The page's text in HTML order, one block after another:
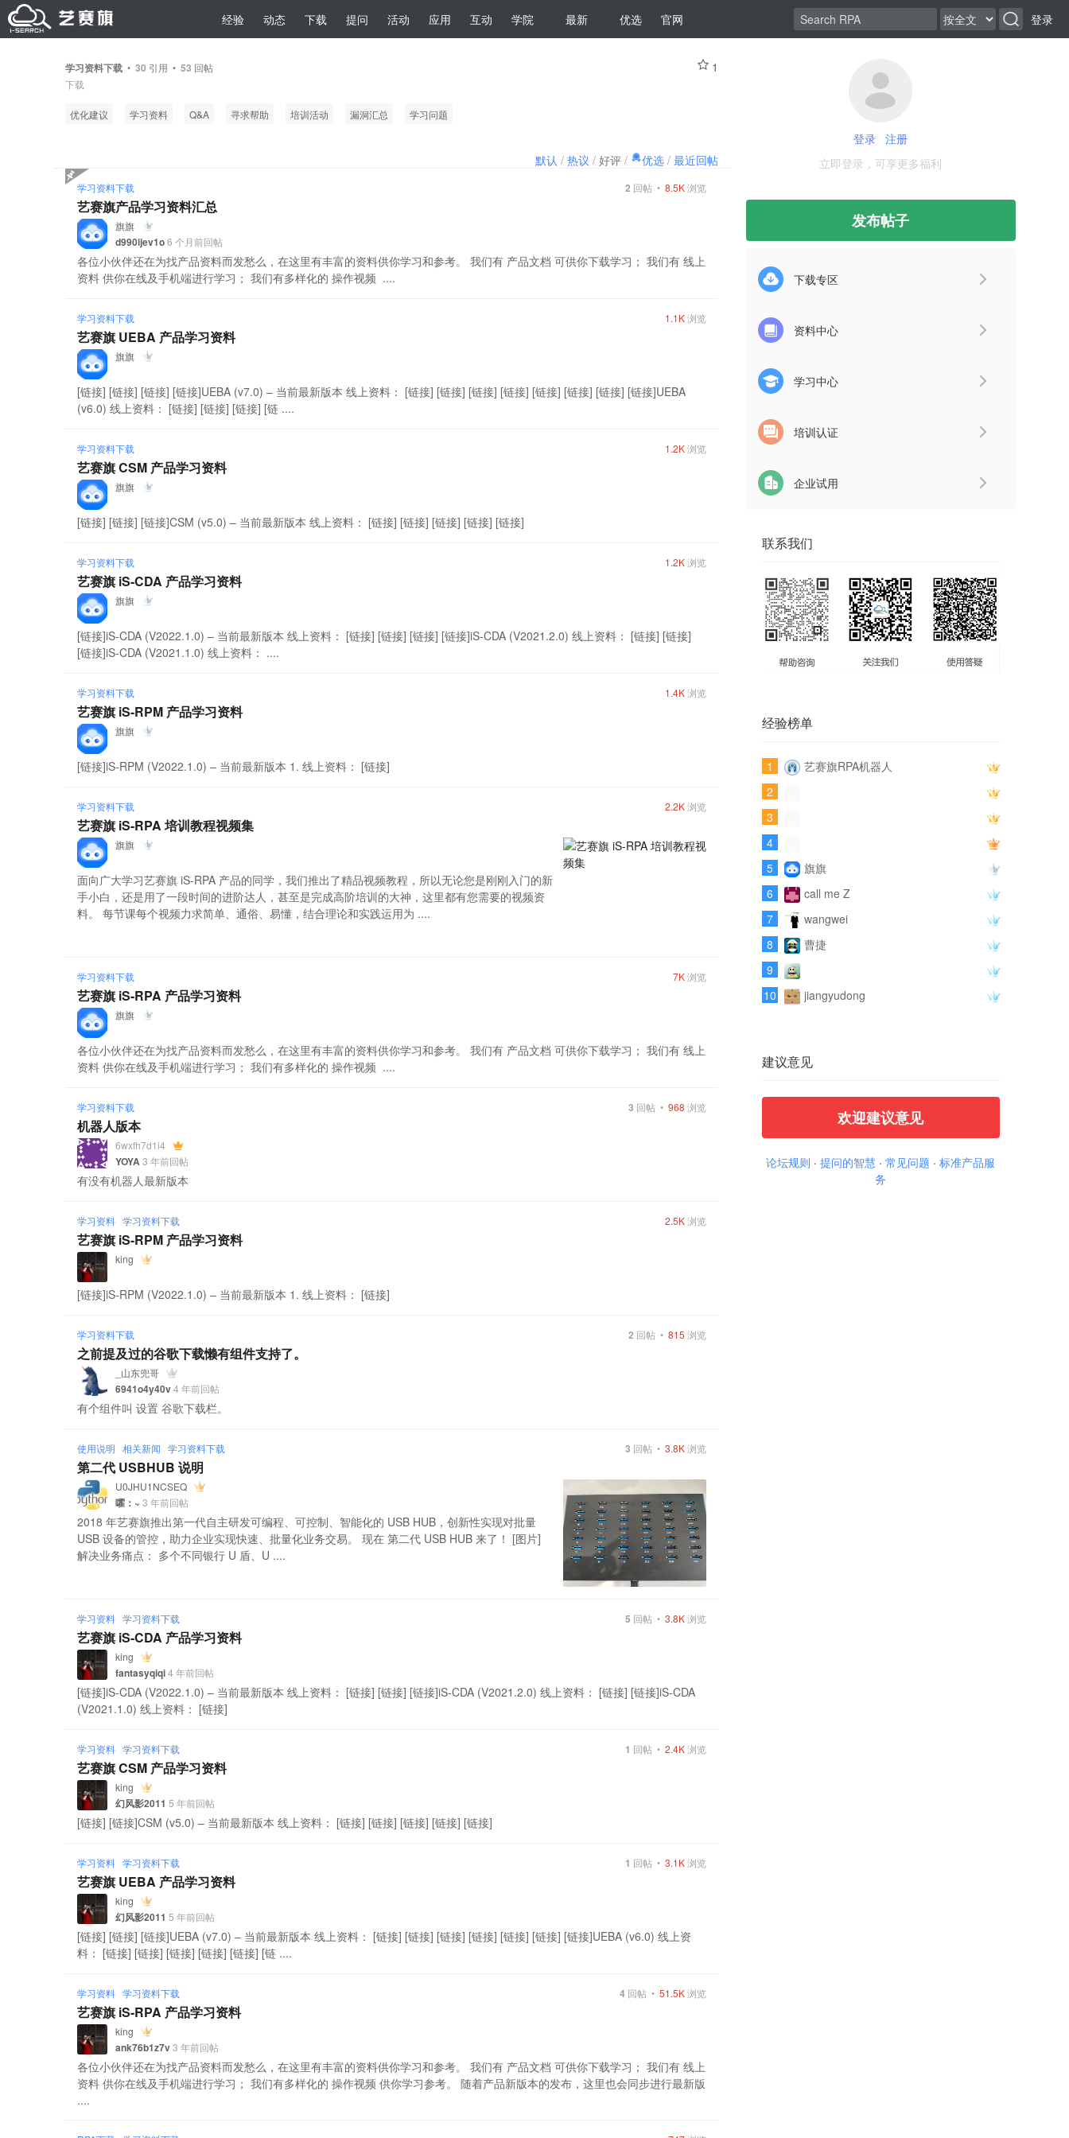
经验 动态 下载 提问 活动 应用 互动 学院 最新 优选 官网 登录
学习资料下载 •30 引用 •53 回帖
下载
1
优化建议 学习资料 Q&A 寻求帮助 培训活动 漏洞汇总 学习问题
默认 /热议 /好评 / 优选 /最近回帖
学习资料下载 2 回帖 •8.5K浏览
艺赛旗产品学习资料汇总
旗旗
d990ijev1o6 个月前回帖
各位小伙伴还在为找产品资料而发愁么，在这里有丰富的资料供你学习和参考。 我们有 产品文档 可供你下载学习； 我们有 线上
资料 供你在线及手机端进行学习； 我们有多样化的 操作视频 ....
学习资料下载 1.1K浏览
艺赛旗 UEBA 产品学习资料
旗旗
[链接] [链接] [链接] [链接]UEBA (v7.0) – 当前最新版本 线上资料： [链接] [链接] [链接] [链接] [链接] [链接] [链接] [链接]UEBA
(v6.0) 线上资料： [链接] [链接] [链接] [链 ....
学习资料下载 1.2K浏览
艺赛旗 CSM 产品学习资料
旗旗
[链接] [链接] [链接]CSM (v5.0) – 当前最新版本 线上资料： [链接] [链接] [链接] [链接] [链接]
学习资料下载 1.2K浏览
艺赛旗 iS-CDA 产品学习资料
旗旗
[链接]iS-CDA (V2022.1.0) – 当前最新版本 线上资料： [链接] [链接] [链接] [链接]iS-CDA (V2021.2.0) 线上资料： [链接] [链接]
[链接]iS-CDA (V2021.1.0) 线上资料： ....
学习资料下载 1.4K浏览
艺赛旗 iS-RPM 产品学习资料
旗旗
[链接]iS-RPM (V2022.1.0) – 当前最新版本 1. 线上资料： [链接]
学习资料下载 2.2K浏览
艺赛旗 iS-RPA 培训教程视频集
旗旗
面向广大学习艺赛旗 iS-RPA 产品的同学，我们推出了精品视频教程，所以无论您是刚刚入门的新
手小白，还是用了一段时间的进阶达人，甚至是完成高阶培训的大神，这里都有您需要的视频资
料。 每节课每个视频力求简单、通俗、易懂，结合理论和实践运用为 ....
学习资料下载 7K浏览
艺赛旗 iS-RPA 产品学习资料
旗旗
各位小伙伴还在为找产品资料而发愁么，在这里有丰富的资料供你学习和参考。 我们有 产品文档 可供你下载学习； 我们有 线上
资料 供你在线及手机端进行学习； 我们有多样化的 操作视频 ....
学习资料下载 3 回帖 •968 浏览
机器人版本
6wxfh7d1i4
YOYA3 年前回帖
有没有机器人最新版本
学习资料 学习资料下载 2.5K浏览
艺赛旗 iS-RPM 产品学习资料
king
[链接]iS-RPM (V2022.1.0) – 当前最新版本 1. 线上资料： [链接]
学习资料下载 2 回帖 •815 浏览
之前提及过的谷歌下载懒有组件支持了。
_山东兜哥
6941o4y40v4 年前回帖
有个组件叫 设置 谷歌下载栏。
使用说明 相关新闻 学习资料下载 3 回帖 •3.8K浏览
第二代 USBHUB 说明
U0JHU1NCSEQ
嚯：~ 3 年前回帖
2018 年艺赛旗推出第一代自主研发可编程、可控制、智能化的 USB HUB，创新性实现对批量
USB 设备的管控，助力企业实现快速、批量化业务交易。 现在 第二代 USB HUB 来了！ [图片]
解决业务痛点： 多个不同银行 U 盾、U ....
学习资料 学习资料下载 5 回帖 •3.8K浏览
艺赛旗 iS-CDA 产品学习资料
king
fantasyqiqi4 年前回帖
[链接]iS-CDA (V2022.1.0) – 当前最新版本 线上资料： [链接] [链接] [链接]iS-CDA (V2021.2.0) 线上资料： [链接] [链接]iS-CDA
(V2021.1.0) 线上资料： [链接]
学习资料 学习资料下载 1 回帖 •2.4K浏览
艺赛旗 CSM 产品学习资料
king
幻风影2011 5 年前回帖
[链接] [链接]CSM (v5.0) – 当前最新版本 线上资料： [链接] [链接] [链接] [链接] [链接]
学习资料 学习资料下载 1 回帖 •3.1K浏览
艺赛旗 UEBA 产品学习资料
king
幻风影2011 5 年前回帖
[链接] [链接] [链接]UEBA (v7.0) – 当前最新版本 线上资料： [链接] [链接] [链接] [链接] [链接] [链接] [链接]UEBA (v6.0) 线上资
料： [链接] [链接] [链接] [链接] [链接] [链 ....
学习资料 学习资料下载 4 回帖 •51.5K浏览
艺赛旗 iS-RPA 产品学习资料
king
ank76b1z7v3 年前回帖
各位小伙伴还在为找产品资料而发愁么，在这里有丰富的资料供你学习和参考。 我们有 产品文档 可供你下载学习； 我们有 线上
资料 供你在线及手机端进行学习； 我们有多样化的 操作视频 供你学习参考。 随着产品新版本的发布，这里也会同步进行最新版
....
登录
注册
立即登录，可享更多福利
发布帖子
下载专区
资料中心
学习中心
培训认证
企业试用
联系我们
经验榜单
1
艺赛旗RPA机器人
2
3
4
5
旗旗
6
call me Z
7
wangwei
8
曹捷
9
10
jiangyudong
建议意见
欢迎建议意见
论坛规则 ·提问的智慧 ·常见问题 ·标准产品服
务